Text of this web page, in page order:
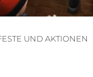
UND AKTIONEN